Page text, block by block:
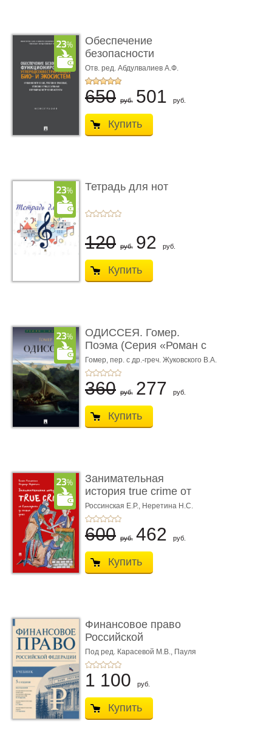
Обеспечение
безопасности
функционирования уг
...
Отв. ред. Абдулвалиев А.Ф.
650 руб. 501 руб.
Купить
Тетрадь для нот
120 руб. 92 руб.
Купить
ОДИССЕЯ. Гомер.
Поэма (Серия «Роман с
книгой»)
Гомер, пер. с др.-греч. Жуковского В.А.
360 руб. 277 руб.
Купить
Занимательная
история true crime от
Гиппократа до � ...
Россинская Е.Р., Неретина Н.С.
600 руб. 462 руб.
Купить
Финансовое право
Российской
Федерации. 5-е изд�
...
Под ред. Карасевой М.В., Пауля
А.Г., Красюкова А.В.
1 100 руб.
Купить